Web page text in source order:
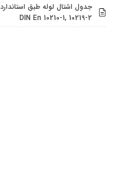
جدول اشتال لوله طبق استاندارد
DIN En 10210-1, 10219-2